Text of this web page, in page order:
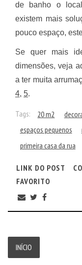
de banho o
existem mais
pouco espaço,
Se quer mais
dimensões, veja
a ter muita
4, 5.
Tags: 20 m2
espaços pequenos
primeira casa da rua
LINK DO POST
FAVORITO
INÍCIO